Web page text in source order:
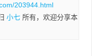
203944.html
小七 所有，欢迎分享本